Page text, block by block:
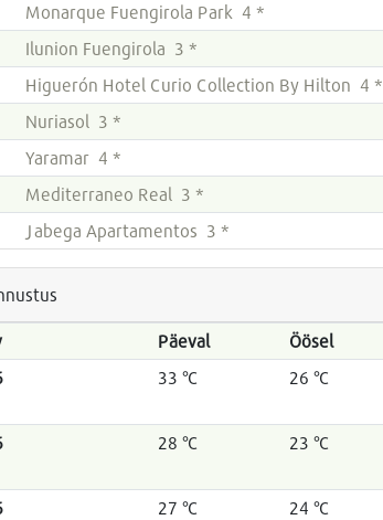
Monarque Fuengirola Park 4 *
Ilunion Fuengirola 3 *
Higuerón Hotel Curio Collection By Hilton 4 *
Nuriasol 3 *
Yaramar 4 *
Mediterraneo Real 3 *
Jabega Apartamentos 3 *
Päeval Öösel
33 °C 26 °C
28 °C 23 °C
27 °C 24 °C